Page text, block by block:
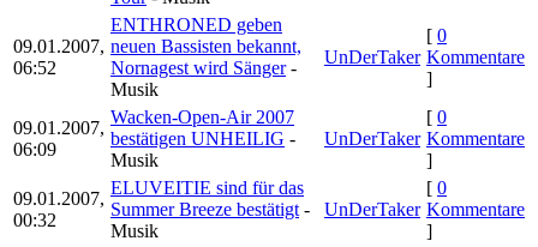
09.01.2007,
06:52
ENTHRONED geben
neuen Bassisten bekannt,
Nornagest wird Sänger-
Musik
UnDerTaker
[ 0
Kommentare
]
09.01.2007,
06:09
Wacken-Open-Air 2007
bestätigen UNHEILIG -
Musik
UnDerTaker
[ 0
Kommentare
]
09.01.2007,
00:32
ELUVEITIE sind für das
Summer Breeze bestätigt -
Musik
UnDerTaker
[ 0
Kommentare
]